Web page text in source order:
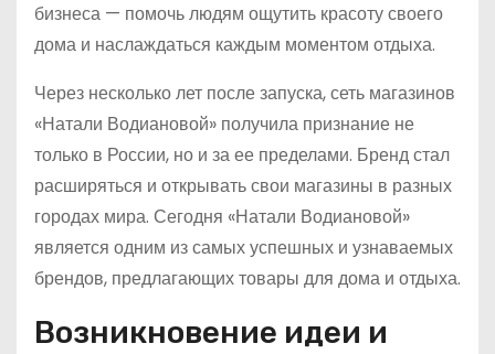
бизнеса — помочь людям ощутить красоту своего
дома и наслаждаться каждым моментом отдыха.
Через несколько лет после запуска, сеть магазинов
«Натали Водиановой» получила признание не
только в России, но и за ее пределами. Бренд стал
расширяться и открывать свои магазины в разных
городах мира. Сегодня «Натали Водиановой»
является одним из самых успешных и узнаваемых
брендов, предлагающих товары для дома и отдыха.
Возникновение идеи и